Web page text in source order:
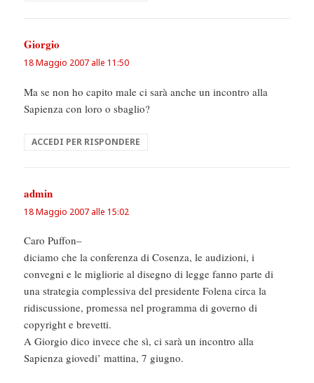
Giorgio
detto:
18 Maggio 2007 alle 11:50
Ma se non ho capito male ci sarà anche un incontro alla
Sapienza con loro o sbaglio?
ACCEDI PER RISPONDERE
admin
detto:
18 Maggio 2007 alle 15:02
Caro Puffon–
diciamo che la conferenza di Cosenza, le audizioni, i
convegni e le migliorie al disegno di legge fanno parte di
una strategia complessiva del presidente Folena circa la
ridiscussione, promessa nel programma di governo di
copyright e brevetti.
A Giorgio dico invece che sì, ci sarà un incontro alla
Sapienza giovedi’ mattina, 7 giugno.